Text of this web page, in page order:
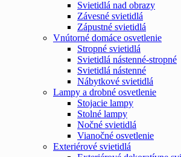
Svietidlá nad obrazy
Závesné svietidlá
Zápustné svietidlá
Vnútorné domáce osvetlenie
Stropné svietidlá
Svietidlá nástenné-stropné
Svietidlá nástenné
Nábytkové svietidlá
Lampy a drobné osvetlenie
Stojacie lampy
Stolné lampy
Nočné svietidlá
Vianočné osvetlenie
Exteriérové svietidlá